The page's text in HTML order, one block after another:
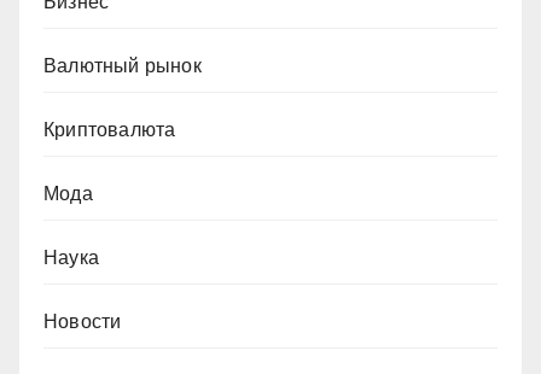
Валютный рынок
Криптовалюта
Мода
Наука
Новости